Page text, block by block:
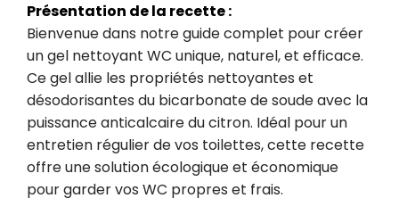
Présentation de la recette :
Bienvenue dans notre guide complet pour créer
un gel nettoyant WC unique, naturel, et efficace.
Ce gel allie les propriétés nettoyantes et
désodorisantes du bicarbonate de soude avec la
puissance anticalcaire du citron. Idéal pour un
entretien régulier de vos toilettes, cette recette
offre une solution écologique et économique
pour garder vos WC propres et frais.